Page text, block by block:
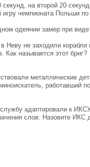
на второй 20
чемпионата Польши
одеянии замер при
Неву не заходили
Как называется этот бриг?
металлические
работавший
адаптировали к
слов. Назовите ИКС